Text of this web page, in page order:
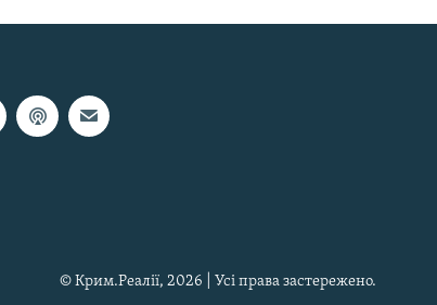
© Крим.Реалії, 2026 | Усі права застережено.